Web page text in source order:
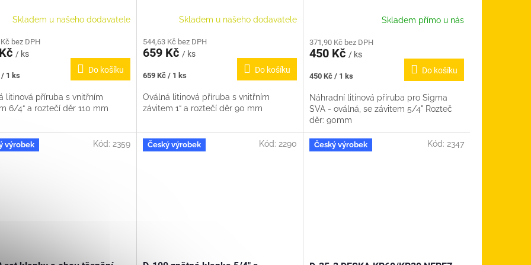
Skladem u našeho dodavatele
bez DPH
/ ks
/ 1 ks
Do košíku
litinová příruba s vnitřním
6/4“ a roztečí děr 110 mm
Skladem u našeho dodavatele
544,63 Kč bez DPH
659 Kč / ks
Měrná
659 Kč / 1 ks
Do košíku
Oválná litinová příruba s vnitřním
závitem 1“ a roztečí děr 90 mm
Skladem přímo u nás
371,90 Kč bez DPH
450 Kč / ks
Měrná
450 Kč / 1 ks
Do košíku
Náhradní litinová příruba pro Sigma
SVA - oválná, se závitem 5/4" Rozteč
děr: 90mm
výrobek Kód: 2359 Český výrobek Kód: 2290 Český výrobek Kód: 2347